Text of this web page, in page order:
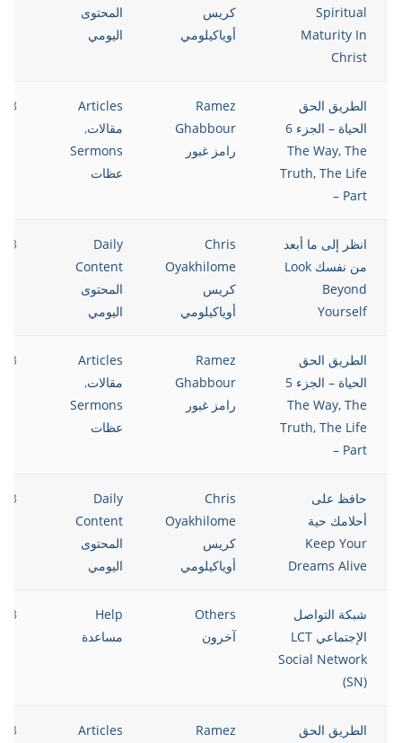
Spiritual
Maturity In
Christ
كريس
أوياكيلومي
المحتوى
اليومي
الطريق الحق
الحياة – الجزء 6
The Way, The
Truth, The Life
– Part
Ramez
Ghabbour
رامز غبور
Articles
مقالات,
Sermons
عظات
انظر إلى ما أبعد
من نفسك Look
Beyond
Yourself
Chris
Oyakhilome
كريس
أوياكيلومي
Daily
Content
المحتوى
اليومي
الطريق الحق
الحياة – الجزء 5
The Way, The
Truth, The Life
– Part
Ramez
Ghabbour
رامز غبور
Articles
مقالات,
Sermons
عظات
حافظ على
أحلامك حية
Keep Your
Dreams Alive
Chris
Oyakhilome
كريس
أوياكيلومي
Daily
Content
المحتوى
اليومي
شبكة التواصل
الإجتماعي LCT
Social Network
(SN)
Others
آخرون
Help
مساعدة
الطريق الحق
Ramez
Articles